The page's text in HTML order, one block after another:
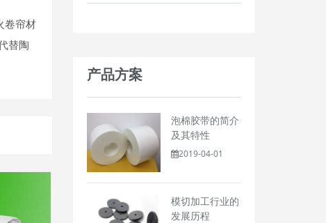
卷帘材
替陶
产品方案
泡棉胶带的简介
及其特性
2019-04-01
模切加工行业的
发展历程